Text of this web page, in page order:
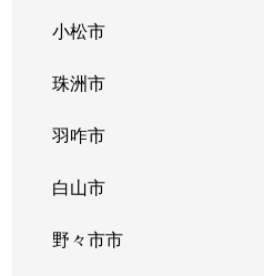
小松市
珠洲市
羽咋市
白山市
野々市市